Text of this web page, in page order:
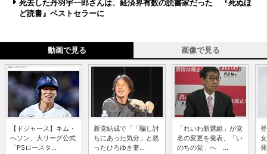
死去した丹羽宇一郎さんは、経済界有数の読書家だった 『死ぬほ
ど読書』ベストセラーに
動画で見る 画像で見る
【ドジャース】キム・
ヘソン、大リーグ公式
「PSロースタ...
新党結成で「「騙し討
ちにあった気分」と怒
ったひろゆき妻...
「れいわ新選組」が党
名の変更を発表、「い
のちの党」へ ...